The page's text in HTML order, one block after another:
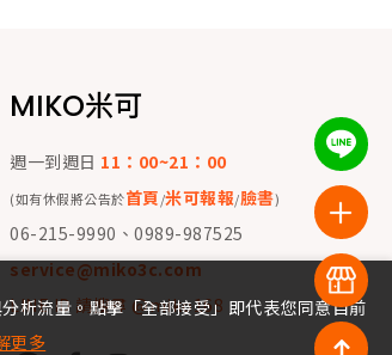
MIKO米可
週一到週日 11：00~21：00
(如有休假將公告於首頁/米可報報/臉書)
06-215-9990、0989-987525
service@miko3c.com
LINE ID 請搜尋 @miko168
析流量。點擊「全部接受」即代表您同意目前
更多